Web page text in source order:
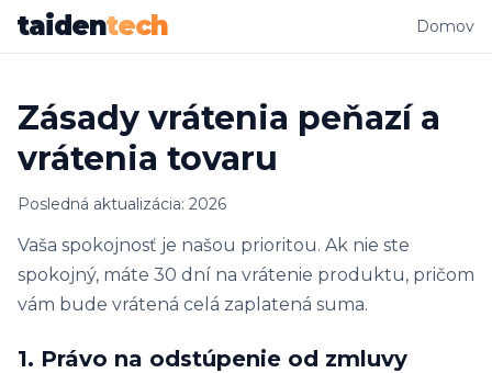
taidentech Domov
Zásady vrátenia peňazí a
vrátenia tovaru
Posledná aktualizácia: 2026
Vaša spokojnosť je našou prioritou. Ak nie ste
spokojný, máte 30 dní na vrátenie produktu, pričom
vám bude vrátená celá zaplatená suma.
1. Právo na odstúpenie od zmluvy